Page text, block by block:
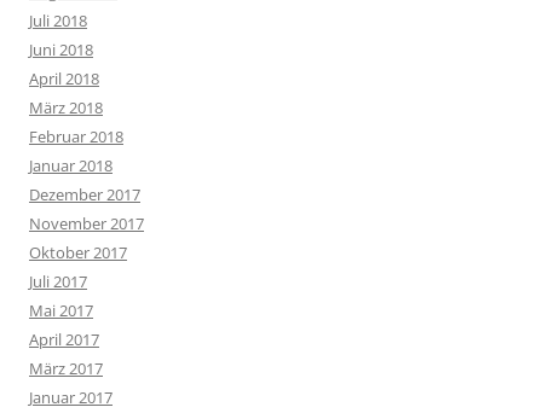
Juli 2018
Juni 2018
April 2018
März 2018
Februar 2018
Januar 2018
Dezember 2017
November 2017
Oktober 2017
Juli 2017
Mai 2017
April 2017
März 2017
Januar 2017